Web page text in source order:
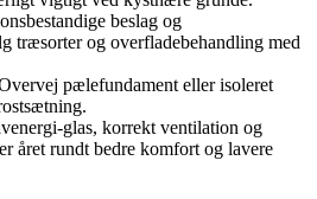
beslag og
træsorter og overfladebehandling med
pælefundament eller isoleret
korrekt ventilation og
året rundt bedre komfort og lavere